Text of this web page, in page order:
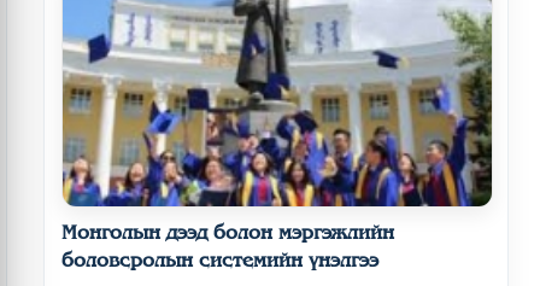
Монголын дээд болон мэргэжлийн
боловсролын системийн үнэлгээ